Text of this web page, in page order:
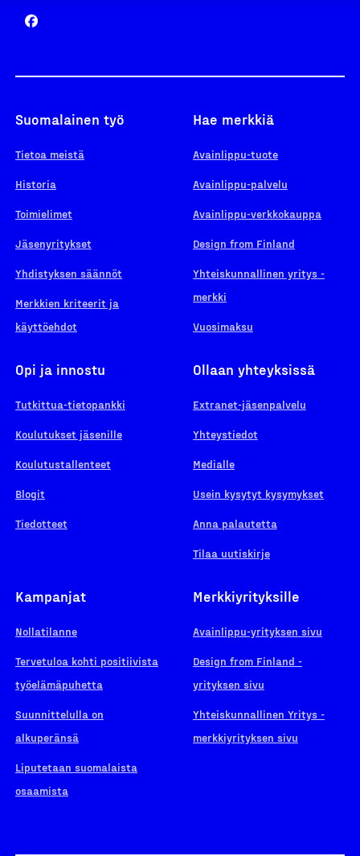
Suomalainen työ
Tietoa meistä
Historia
Toimielimet
Jäsenyritykset
Yhdistyksen säännöt
Merkkien kriteerit ja
käyttöehdot
Hae merkkiä
Avainlippu-tuote
Avainlippu-palvelu
Avainlippu-verkkokauppa
Design from Finland
Yhteiskunnallinen yritys -
merkki
Vuosimaksu
Opi ja innostu
Tutkittua-tietopankki
Koulutukset jäsenille
Koulutustallenteet
Blogit
Tiedotteet
Ollaan yhteyksissä
Extranet-jäsenpalvelu
Yhteystiedot
Medialle
Usein kysytyt kysymykset
Anna palautetta
Tilaa uutiskirje
Kampanjat
Nollatilanne
Tervetuloa kohti positiivista
työelämäpuhetta
Suunnittelulla on
alkuperänsä
Liputetaan suomalaista
osaamista
Merkkiyrityksille
Avainlippu-yrityksen sivu
Design from Finland -
yrityksen sivu
Yhteiskunnallinen Yritys -
merkkiyrityksen sivu